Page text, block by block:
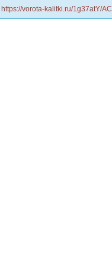
https://vorota-kalitki.ru/1g37atY/